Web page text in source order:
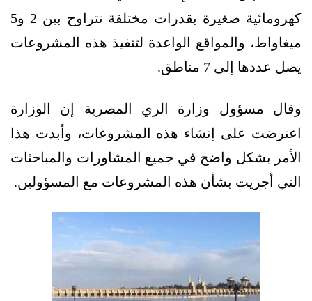
كهرومائية صغيرة بقدرات مختلفة تتراوح بين 2 و5
ميغاواط، والمواقع الواعدة لتنفيذ هذه المشروعات
يصل عددها إلى 7 مناطق.
وقال مسؤول وزارة الري المصرية إن الوزارة
اعترضت على إنشاء هذه المشروعات، وأبدت هذا
الأمر بشكل واضح في جميع المشاورات والمباحثات
التي أجريت بشأن هذه المشروعات مع المسؤولين.